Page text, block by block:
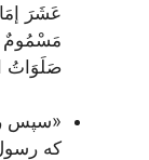
عَشَرَ
مَسْمُومٌ
صَلَوَاتُ
«سپس
که